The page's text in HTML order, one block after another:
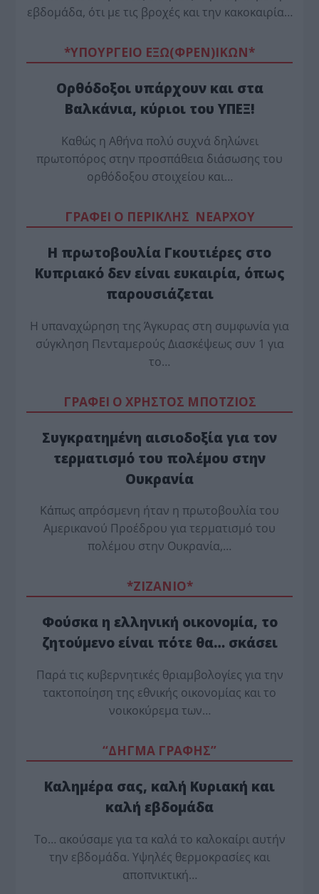
εβδομάδα, ότι με τις βροχές και την κακοκαιρία…
*ΥΠΟΥΡΓΕΙΟ ΕΞΩ(ΦΡΕΝ)ΙΚΩΝ*
Ορθόδοξοι υπάρχουν και στα
Βαλκάνια, κύριοι του ΥΠΕΞ!
Καθώς η Αθήνα πολύ συχνά δηλώνει
πρωτοπόρος στην προσπάθεια διάσωσης του
ορθόδοξου στοιχείου και…
ΓΡΑΦΕΙ Ο ΠΕΡΙΚΛΗΣ ΝΕΑΡΧΟΥ
Η πρωτοβουλία Γκουτιέρες στο
Κυπριακό δεν είναι ευκαιρία, όπως
παρουσιάζεται
Η υπαναχώρηση της Άγκυρας στη συμφωνία για
σύγκληση Πενταμερούς Διασκέψεως συν 1 για
το…
ΓΡΑΦΕΙ Ο ΧΡΗΣΤΟΣ ΜΠΟΤΖΙΟΣ
Συγκρατημένη αισιοδοξία για τον
τερματισμό του πολέμου στην
Ουκρανία
Κάπως απρόσμενη ήταν η πρωτοβουλία του
Αμερικανού Προέδρου για τερματισμό του
πολέμου στην Ουκρανία,…
*ZΙΖΑΝΙΟ*
Φούσκα η ελληνική οικονομία, το
ζητούμενο είναι πότε θα… σκάσει
Παρά τις κυβερνητικές θριαμβολογίες για την
τακτοποίηση της εθνικής οικονομίας και το
νοικοκύρεμα των…
“ΔΗΓΜΑ ΓΡΑΦΗΣ”
Καλημέρα σας, καλή Κυριακή και
καλή εβδομάδα
Το… ακούσαμε για τα καλά το καλοκαίρι αυτήν
την εβδομάδα. Υψηλές θερμοκρασίες και
αποπνικτική…